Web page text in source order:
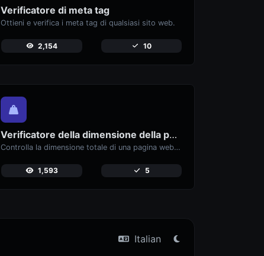
Verificatore di meta tag
Ottieni e verifica i meta tag di qualsiasi sito web.
2,154 10
Verificatore della dimensione della pagina web
Controlla la dimensione totale di una pagina web, inclusi tutti i risorse, per l'analisi delle prestazioni.
1,593 5
Italian